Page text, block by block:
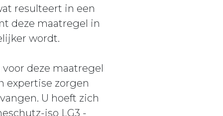
resulteert in een
deze maatregel in
wordt.
deze maatregel
expertise zorgen
U hoeft zich
iso LG3 -